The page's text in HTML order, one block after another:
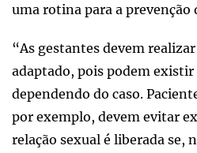
uma rotina para a prevenção
“As gestantes devem
adaptado, pois podem
dependendo do caso.
por exemplo, devem evitar
relação sexual é liberada se,